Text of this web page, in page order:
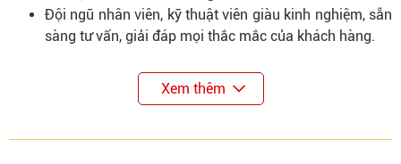
Đội ngũ nhân viên, kỹ thuật viên giàu kinh nghiệm, sẵn
sàng tư vấn, giải đáp mọi thắc mắc của khách hàng.
Xem thêm